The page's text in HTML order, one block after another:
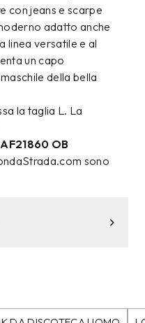
con jeans e scarpe
adatto anche
linea versatile e al
un capo
della bella
la taglia L. La
OB
sono